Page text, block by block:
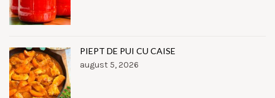
PIEPT DE PUI CU CAISE
august 5, 2026